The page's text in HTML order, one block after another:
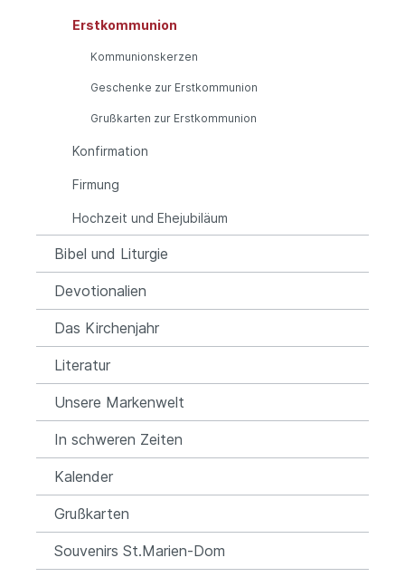
Erstkommunion
Kommunionskerzen
Geschenke zur Erstkommunion
Grußkarten zur Erstkommunion
Konfirmation
Firmung
Hochzeit und Ehejubiläum
Bibel und Liturgie
Devotionalien
Das Kirchenjahr
Literatur
Unsere Markenwelt
In schweren Zeiten
Kalender
Grußkarten
Souvenirs St.Marien-Dom